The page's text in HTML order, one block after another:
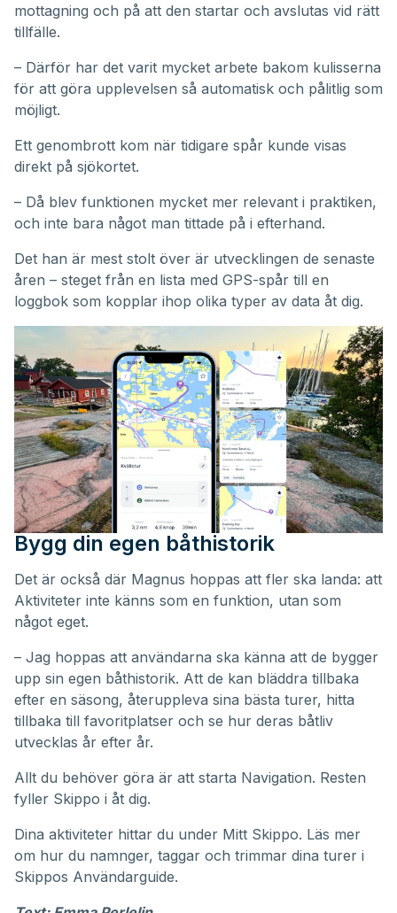
mottagning och på att den startar och avslutas vid rätt
tillfälle.
– Därför har det varit mycket arbete bakom kulisserna
för att göra upplevelsen så automatisk och pålitlig som
möjligt.
Ett genombrott kom när tidigare spår kunde visas
direkt på sjökortet.
– Då blev funktionen mycket mer relevant i praktiken,
och inte bara något man tittade på i efterhand.
Det han är mest stolt över är utvecklingen de senaste
åren – steget från en lista med GPS-spår till en
loggbok som kopplar ihop olika typer av data åt dig.
Bygg din egen båthistorik
Det är också där Magnus hoppas att fler ska landa: att
Aktiviteter inte känns som en funktion, utan som
något eget.
– Jag hoppas att användarna ska känna att de bygger
upp sin egen båthistorik. Att de kan bläddra tillbaka
efter en säsong, återuppleva sina bästa turer, hitta
tillbaka till favoritplatser och se hur deras båtliv
utvecklas år efter år.
Allt du behöver göra är att starta Navigation. Resten
fyller Skippo i åt dig.
Dina aktiviteter hittar du under Mitt Skippo. Läs mer
om hur du namnger, taggar och trimmar dina turer i
Skippos Användarguide.